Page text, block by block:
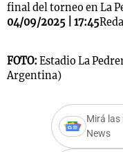
final del torneo en La
04/09/2025 | 17:45
FOTO: Estadio La
Argentina)
Mirá las
News